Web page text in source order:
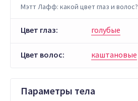
Мэтт Лафф: какой цвет глаз и волос?
Цвет глаз: голубые
Цвет волос: каштановые
Параметры тела